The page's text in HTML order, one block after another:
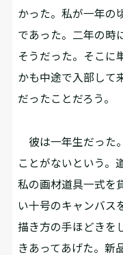
かった。私が一年の
であった。二年の時
そうだった。そこに
かも中途で入部して
だったことだろう。
彼は一年生だった
ことがないという。
私の画材道具一式を
い十号のキャンバス
描き方の手ほどきを
きあってあげた。新